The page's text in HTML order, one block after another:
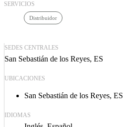
SERVICIOS
Distribuidor
SEDES CENTRALES
San Sebastián de los Reyes, ES
UBICACIONES
San Sebastián de los Reyes, ES
IDIOMAS